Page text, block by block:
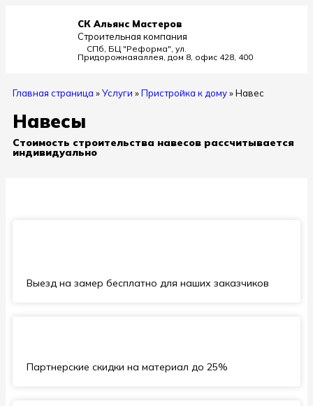
СК Альянс Мастеров
Строительная компания
СПб, БЦ "Реформа", ул.
Придорожнаяаллея, дом 8, офис 428, 400
Главная страница »Услуги »Пристройка к дому»Навес
Навесы
Стоимость строительства навесов рассчитывается
индивидуально
Выезд на замер бесплатно для наших заказчиков
Партнерские скидки на материал до 25%